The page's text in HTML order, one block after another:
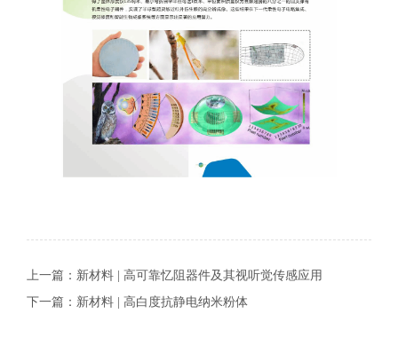
上一篇： 新材料 | 高可靠忆阻器件及其视听觉传感应用
下一篇： 新材料 | 高白度抗静电纳米粉体